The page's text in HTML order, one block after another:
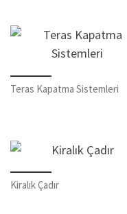
Teras Kapatma Sistemleri
Kiralık Çadır